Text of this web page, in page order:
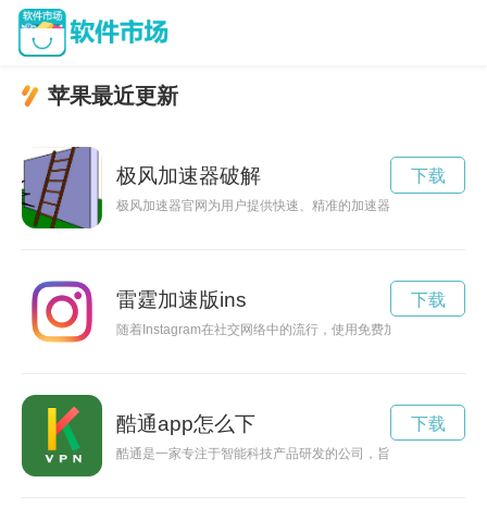
苹果最近更新
极风加速器破解
极风加速器官网为用户提供快速、精准的加速器服务，让您畅快
下载
雷霆加速版ins
随着Instagram在社交网络中的流行，使用免费加速器可以提高
下载
酷通app怎么下
酷通是一家专注于智能科技产品研发的公司，旨在为人们提供
下载